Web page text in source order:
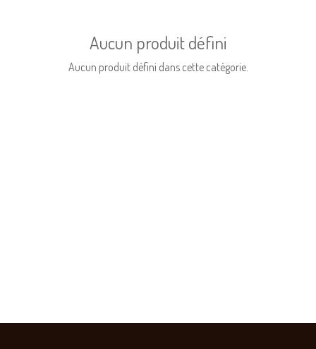
Aucun produit défini
Aucun produit défini dans cette catégorie.